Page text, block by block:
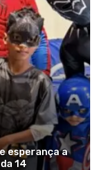
esperança a
14